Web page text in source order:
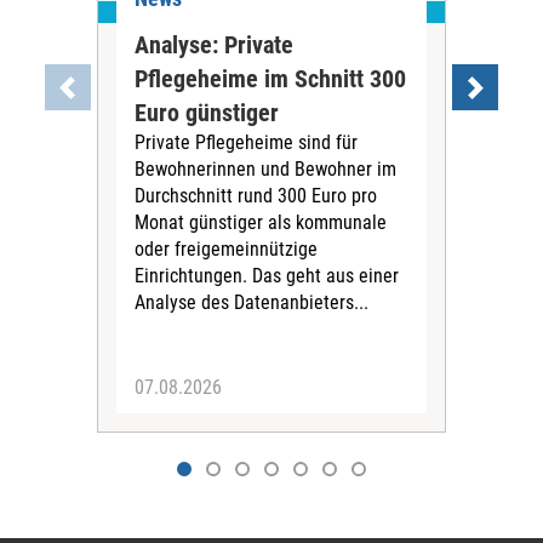
Analyse: Private
Pflegeheime im Schnitt 300
Euro günstiger
Private Pflegeheime sind für
Bewohnerinnen und Bewohner im
Durchschnitt rund 300 Euro pro
Monat günstiger als kommunale
oder freigemeinnützige
Einrichtungen. Das geht aus einer
Analyse des Datenanbieters...
07.08.2026